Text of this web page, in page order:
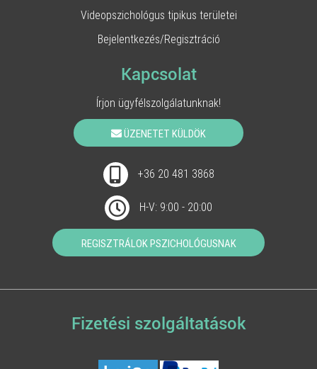
Videopszichológus tipikus területei
Bejelentkezés/Regisztráció
Kapcsolat
Írjon ügyfélszolgálatunknak!
ÜZENETET KÜLDÖK
+36 20 481 3868
H-V: 9:00 - 20:00
REGISZTRÁLOK PSZICHOLÓGUSNAK
Fizetési szolgáltatások